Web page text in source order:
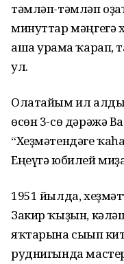
тәмләп-тәмләп
минуттар мәңгегә
аша урамға ҡарап,
ул.
Олатайым ил
өсөн 3-сө дәрәжә
“Хеҙмәтендәге
Еңеүгә юбилей
1951 йылда,
Закир ҡыҙын,
яҡтарына сығып
руднигында